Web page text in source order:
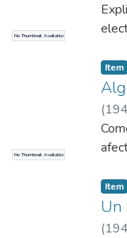
No Thumbnail Available
No Thumbnail Available
Item
(
Item
Un
(